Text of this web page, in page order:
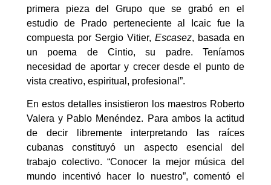
primera pieza del Grupo que se grabó en el
estudio de Prado perteneciente al Icaic fue la
compuesta por Sergio Vitier, Escasez, basada en
un poema de Cintio, su padre. Teníamos
necesidad de aportar y crecer desde el punto de
vista creativo, espiritual, profesional”.
En estos detalles insistieron los maestros Roberto
Valera y Pablo Menéndez. Para ambos la actitud
de decir libremente interpretando las raíces
cubanas constituyó un aspecto esencial del
trabajo colectivo. “Conocer la mejor música del
mundo incentivó hacer lo nuestro”, comentó el